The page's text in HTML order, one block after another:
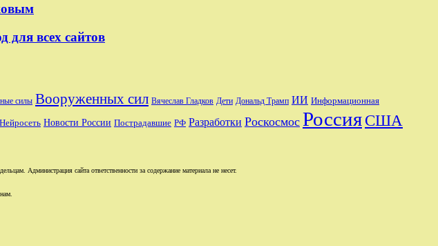
для всех сайтов
силы Вооруженных сил Вячеслав Гладков Дети Дональд Трамп ИИ Информационная
Нейросеть Новости России Пострадавшие РФ Разработки Роскосмос Россия США
Администрация сайта ответственности за содержание материала не несет.